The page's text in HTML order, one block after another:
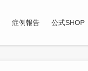
症例報告 公式SHOP